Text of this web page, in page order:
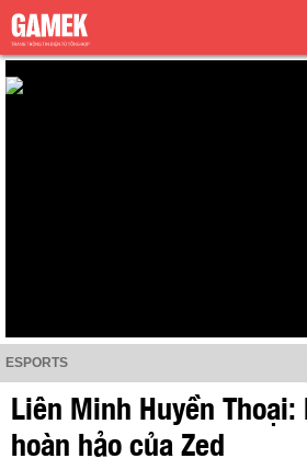
ESPORTS
Liên Minh Huyền Thoại:
hoàn hảo của Zed